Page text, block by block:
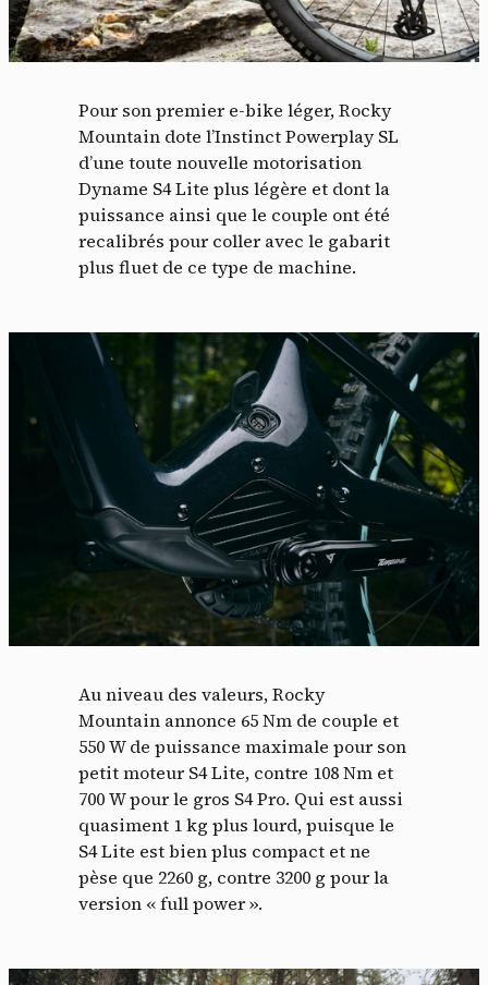
Pour son premier e-bike léger, Rocky
Mountain dote l’Instinct Powerplay SL
d’une toute nouvelle motorisation
Dyname S4 Lite plus légère et dont la
puissance ainsi que le couple ont été
recalibrés pour coller avec le gabarit
plus fluet de ce type de machine.
Au niveau des valeurs, Rocky
Mountain annonce 65 Nm de couple et
550 W de puissance maximale pour son
petit moteur S4 Lite, contre 108 Nm et
700 W pour le gros S4 Pro. Qui est aussi
quasiment 1 kg plus lourd, puisque le
S4 Lite est bien plus compact et ne
pèse que 2260 g, contre 3200 g pour la
version « full power ».